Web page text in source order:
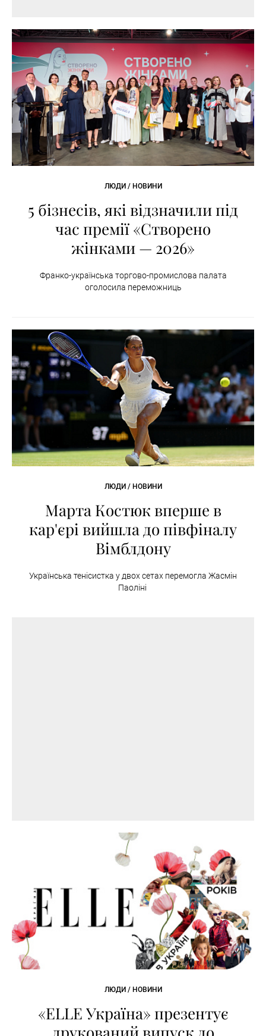
ЛЮДИ / НОВИНИ
5 бізнесів, які відзначили під
час премії «Створено
жінками — 2026»
Франко-українська торгово-промислова палата
оголосила переможниць
ЛЮДИ / НОВИНИ
Марта Костюк вперше в
кар'єрі вийшла до півфіналу
Вімблдону
Українська тенісистка у двох сетах перемогла Жасмін
Паоліні
ЛЮДИ / НОВИНИ
«ELLE Україна» презентує